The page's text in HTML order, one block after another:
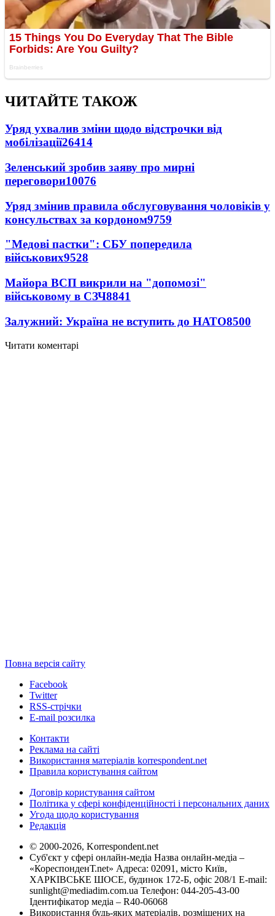
ЧИТАЙТЕ ТАКОЖ
Уряд ухвалив зміни щодо відстрочки від
мобілізації26414
Зеленський зробив заяву про мирні
переговори10076
Уряд змінив правила обслуговування чоловіків у
консульствах за кордоном9759
"Медові пастки": СБУ попередила
військових9528
Майора ВСП викрили на "допомозі"
військовому в СЗЧ8841
Залужний: Україна не вступить до НАТО8500
Читати коментарі
Повна версія сайту
Facebook
Twitter
RSS-стрічки
E-mail розсилка
Контакти
Реклама на сайті
Використання матеріалів korrespondent.net
Правила користування сайтом
Договір користування сайтом
Політика у сфері конфіденційності і персональних даних
Угода щодо користування
Редакція
© 2000-2026, Korrespondent.net
Суб'єкт у сфері онлайн-медіа Назва онлайн-медіа –
«КореспонденТ.net» Адреса: 02091, місто Київ,
ХАРКІВСЬКЕ ШОСЕ, будинок 172-Б, офіс 208/1 E-mail:
sunlight@mediadim.com.ua Телефон: 044-205-43-00
Ідентифікатор медіа – R40-06068
Використання будь-яких матеріалів, розміщених на